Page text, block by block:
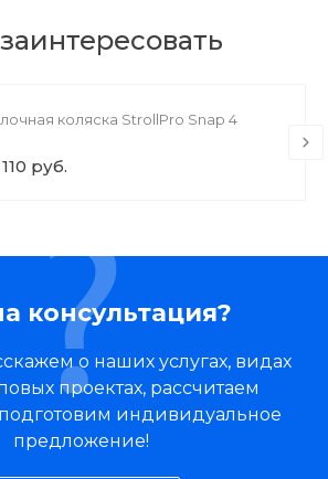
коляска StrollPro Snap 4
руб.
консультация?
о наших услугах, видах
проектах, рассчитаем
индивидуальное
предложение!